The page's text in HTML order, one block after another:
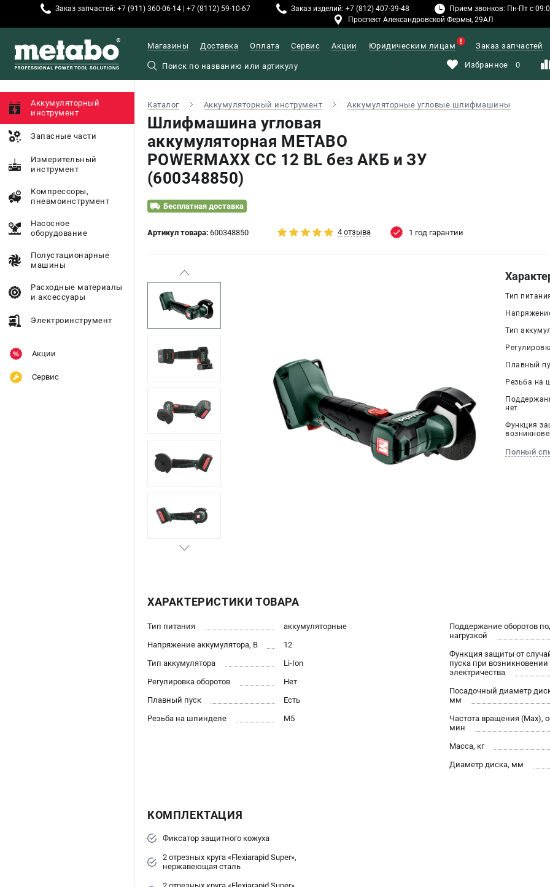
Заказ запчастей: +7 (911) 360-06-14 | +7 (8112) 59-10-67 Заказ изделий: +7 (812) 407-39-48 Прием звонков: Пн-Пт с
Проспект Александровской Фермы, 29АЛ
Магазины Доставка Оплата Сервис Акции Юридическим лицам Заказ запчастей
Избранное 0
Аккумуляторный
инструмент
Запасные части
Измерительный
инструмент
Компрессоры,
пневмоинструмент
Насосное
оборудование
Полустационарные
машины
Расходные материалы
и аксессуары
Электроинструмент
Акции
Сервис
Каталог Аккумуляторный инструмент Аккумуляторные угловые шлифмашины
Шлифмашина угловая
аккумуляторная METABO
POWERMAXX CC 12 BL без АКБ и ЗУ
(600348850)
Бесплатная доставка
Артикул товара: 600348850 4 отзыва 1 год гарантии
Тип
Тип
Плавный
Резьба на
нет
Функция
Полный
ХАРАКТЕРИСТИКИ ТОВАРА
Тип питания
аккумуляторные
Напряжение аккумулятора, В
12
Тип аккумулятора
Li-Ion
Регулировка оборотов
Нет
Плавный пуск
Есть
Резьба на шпинделе
M5
Поддержание оборотов
нагрузкой
Функция защиты от
пуска при возникновении
электричества
Посадочный диаметр
мм
Частота вращения (Max),
мин
Масса, кг
Диаметр диска, мм
КОМПЛЕКТАЦИЯ
Фиксатор защитного кожуха
2 отрезных круга «Flexiarapid Super»,
нержавеющая сталь